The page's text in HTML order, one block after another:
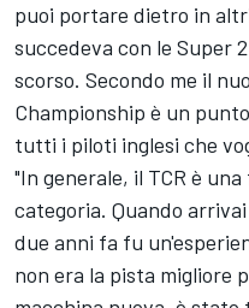
puoi portare dietro in
succedeva con le Super
scorso. Secondo me il
Championship è un
tutti i piloti inglesi che
"In generale, il TCR è
categoria. Quando
due anni fa fu
non era la pista migliore